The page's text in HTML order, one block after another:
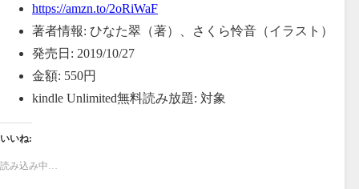
https://amzn.to/2oRiWaF
著者情報: ひなた翠（著）、さくら怜音（イラスト）
発売日: 2019/10/27
金額: 550円
kindle Unlimited無料読み放題: 対象
いいね:
読み込み中…